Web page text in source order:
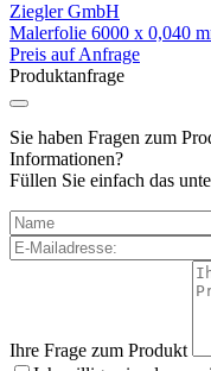
Ziegler GmbH
Malerfolie 6000 x 0,040
Preis auf Anfrage
Produktanfrage
Sie haben Fragen zum
Informationen?
Füllen Sie einfach das
Ihre Frage zum Produkt